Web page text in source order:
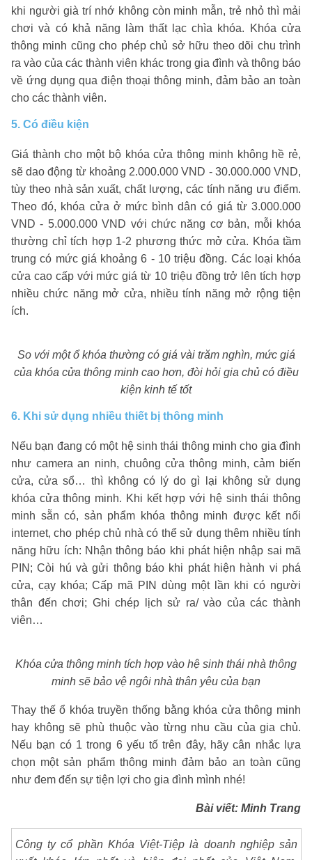
khi người già trí nhớ không còn minh mẫn, trẻ nhỏ thì mải
chơi và có khả năng làm thất lạc chìa khóa. Khóa cửa
thông minh cũng cho phép chủ sở hữu theo dõi chu trình
ra vào của các thành viên khác trong gia đình và thông báo
về ứng dụng qua điện thoại thông minh, đảm bảo an toàn
cho các thành viên.
5. Có điều kiện
Giá thành cho một bộ khóa cửa thông minh không hề rẻ,
sẽ dao động từ khoảng 2.000.000 VND - 30.000.000 VND,
tùy theo nhà sản xuất, chất lượng, các tính năng ưu điểm.
Theo đó, khóa cửa ở mức bình dân có giá từ 3.000.000
VND - 5.000.000 VND với chức năng cơ bản, mỗi khóa
thường chỉ tích hợp 1-2 phương thức mở cửa. Khóa tầm
trung có mức giá khoảng 6 - 10 triệu đồng. Các loại khóa
cửa cao cấp với mức giá từ 10 triệu đồng trở lên tích hợp
nhiều chức năng mở cửa, nhiều tính năng mở rộng tiện
ích.
So với một ổ khóa thường có giá vài trăm nghìn, mức giá
của khóa cửa thông minh cao hơn, đòi hỏi gia chủ có điều
kiện kinh tế tốt
6. Khi sử dụng nhiều thiết bị thông minh
Nếu bạn đang có một hệ sinh thái thông minh cho gia đình
như camera an ninh, chuông cửa thông minh, cảm biến
cửa, cửa sổ… thì không có lý do gì lại không sử dụng
khóa cửa thông minh. Khi kết hợp với hệ sinh thái thông
minh sẵn có, sản phẩm khóa thông minh được kết nối
internet, cho phép chủ nhà có thể sử dụng thêm nhiều tính
năng hữu ích: Nhận thông báo khi phát hiện nhập sai mã
PIN; Còi hú và gửi thông báo khi phát hiện hành vi phá
cửa, cạy khóa; Cấp mã PIN dùng một lần khi có người
thân đến chơi; Ghi chép lịch sử ra/ vào của các thành
viên…
Khóa cửa thông minh tích hợp vào hệ sinh thái nhà thông
minh sẽ bảo vệ ngôi nhà thân yêu của bạn
Thay thế ổ khóa truyền thống bằng khóa cửa thông minh
hay không sẽ phù thuộc vào từng nhu cầu của gia chủ.
Nếu bạn có 1 trong 6 yếu tố trên đây, hãy cân nhắc lựa
chọn một sản phẩm thông minh đảm bảo an toàn cũng
như đem đến sự tiện lợi cho gia đình mình nhé!
Bài viết: Minh Trang
Công ty cổ phần Khóa Việt-Tiệp là doanh nghiệp sản